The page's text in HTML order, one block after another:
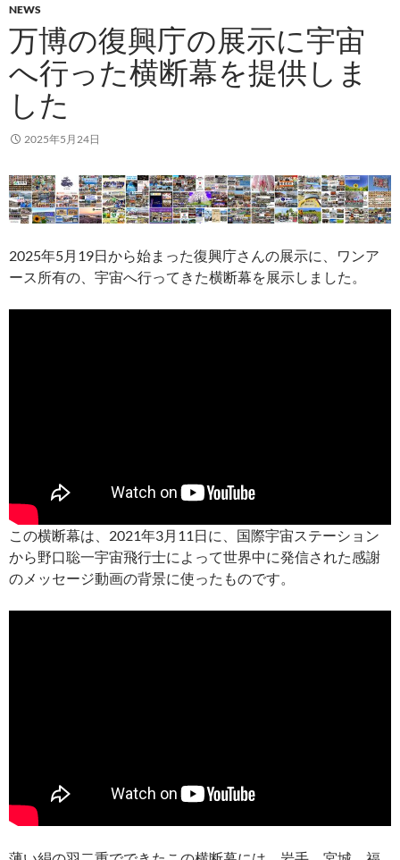
NEWS
万博の復興庁の展示に宇宙
へ行った横断幕を提供しま
した
2025年5月24日
2025年5月19日から始まった復興庁さんの展示に、ワンア
ース所有の、宇宙へ行ってきた横断幕を展示しました。
この横断幕は、2021年3月11日に、国際宇宙ステーション
から野口聡一宇宙飛行士によって世界中に発信された感謝
のメッセージ動画の背景に使ったものです。